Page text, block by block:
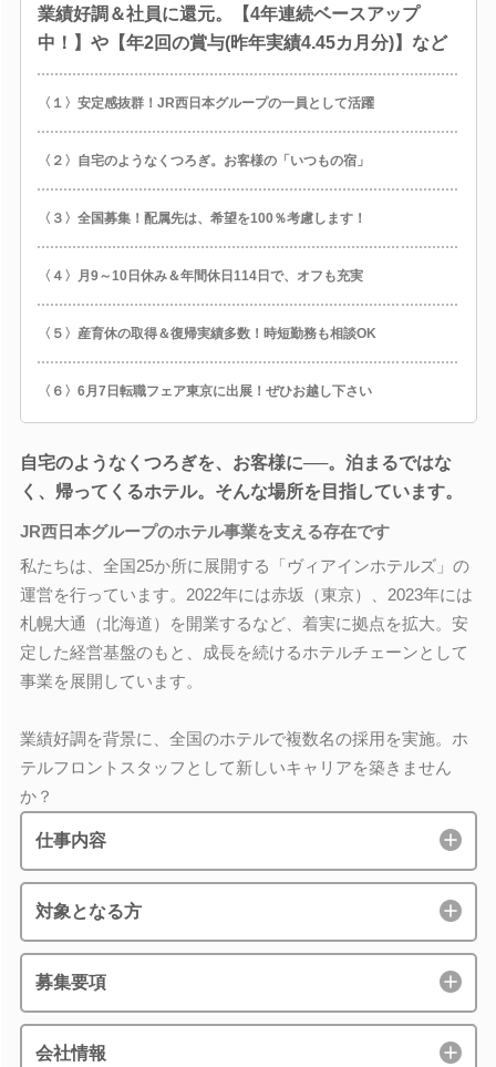
業績好調＆社員に還元。【4年連続ベースアップ
中！】や【年2回の賞与(昨年実績4.45カ月分)】など
〈１〉安定感抜群！JR西日本グループの一員として活躍
〈２〉自宅のようなくつろぎ。お客様の「いつもの宿」
〈３〉全国募集！配属先は、希望を100％考慮します！
〈４〉月9～10日休み＆年間休日114日で、オフも充実
〈５〉産育休の取得＆復帰実績多数！時短勤務も相談OK
〈６〉6月7日転職フェア東京に出展！ぜひお越し下さい
自宅のようなくつろぎを、お客様に──。泊まるではな
く、帰ってくるホテル。そんな場所を目指しています。
JR西日本グループのホテル事業を支える存在です
私たちは、全国25か所に展開する「ヴィアインホテルズ」の
運営を行っています。2022年には赤坂（東京）、2023年には
札幌大通（北海道）を開業するなど、着実に拠点を拡大。安
定した経営基盤のもと、成長を続けるホテルチェーンとして
事業を展開しています。
業績好調を背景に、全国のホテルで複数名の採用を実施。ホ
テルフロントスタッフとして新しいキャリアを築きません
か？
仕事内容
対象となる方
募集要項
会社情報